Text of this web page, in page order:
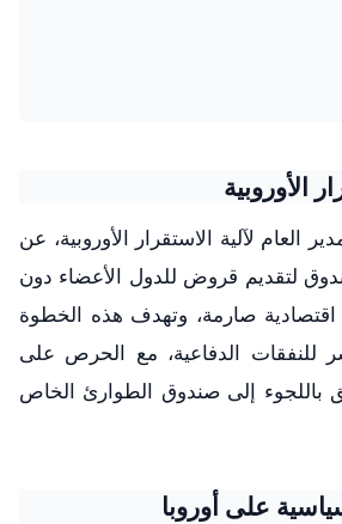
الأوروبية
العام لآلية الاستقرار الأوروبية، عن
لتقديم قروض للدول الأعضاء دون
اقتصادية صارمة، وتهدف هذه الخطوة
للنفقات الدفاعية، مع الحرص على
باللجوء إلى صندوق الطوارئ الخاص
على أوروبا